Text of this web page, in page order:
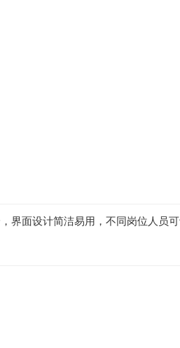
面设计简洁易用，不同岗位人员可